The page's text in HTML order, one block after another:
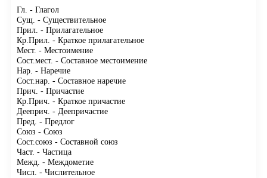
Гл. - Глагол
Сущ. - Существительное
Прил. - Прилагательное
Кр.Прил. - Краткое прилагательное
Мест. - Местоимение
Сост.мест. - Составное местоимение
Нар. - Наречие
Сост.нар. - Составное наречие
Прич. - Причастие
Кр.Прич. - Краткое причастие
Дееприч. - Деепричастие
Пред. - Предлог
Союз - Союз
Сост.союз - Составной союз
Част. - Частица
Межд. - Междометие
Числ. - Числительное